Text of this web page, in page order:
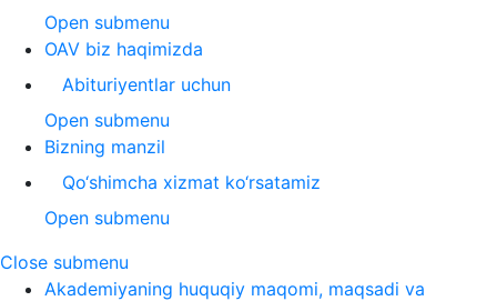
Open submenu
OAV biz haqimizda
Abituriyentlar uchun
Open submenu
Bizning manzil
Qo‘shimcha xizmat ko‘rsatamiz
Open submenu
Close submenu
Akademiyaning huquqiy maqomi, maqsadi va